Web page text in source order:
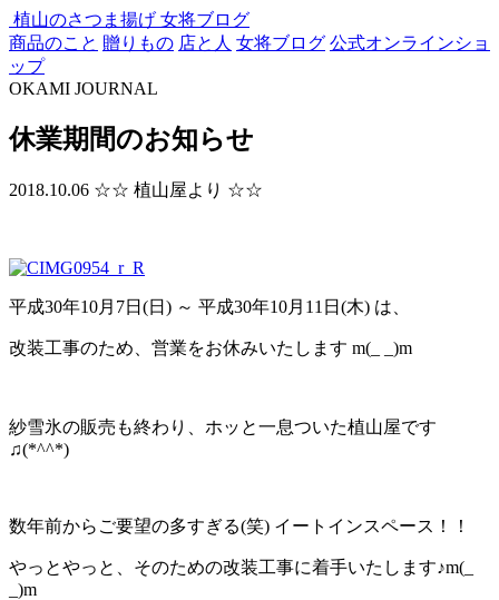
植山のさつま揚げ 女将ブログ
商品のこと 贈りもの 店と人 女将ブログ 公式オンラインショ
ップ
OKAMI JOURNAL
休業期間のお知らせ
2018.10.06 ☆☆ 植山屋より ☆☆
平成30年10月7日(日) ～ 平成30年10月11日(木) は、
改装工事のため、営業をお休みいたします m(_ _)m
紗雪氷の販売も終わり、ホッと一息ついた植山屋です
♫(*^^*)
数年前からご要望の多すぎる(笑) イートインスペース！！
やっとやっと、そのための改装工事に着手いたします♪m(_
_)m